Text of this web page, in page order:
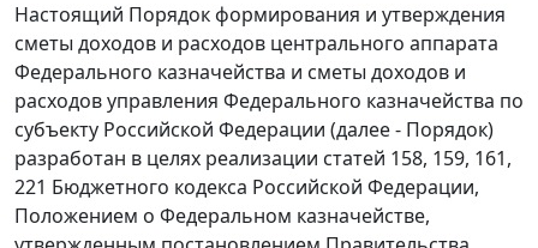
Настоящий Порядок формирования и утверждения
сметы доходов и расходов центрального аппарата
Федерального казначейства и сметы доходов и
расходов управления Федерального казначейства по
субъекту Российской Федерации (далее - Порядок)
разработан в целях реализации статей 158, 159, 161,
221 Бюджетного кодекса Российской Федерации,
Положением о Федеральном казначействе,